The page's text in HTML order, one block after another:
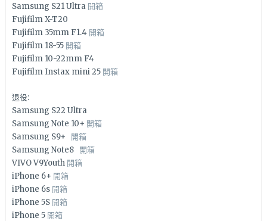
Samsung S21 Ultra 開箱
Fujifilm X-T20
Fujifilm 35mm F1.4 開箱
Fujifilm 18-55 開箱
Fujifilm 10-22mm F4
Fujifilm Instax mini 25 開箱
退役:
Samsung S22 Ultra
Samsung Note 10+ 開箱
Samsung S9+ 開箱
Samsung Note8 開箱
VIVO V9Youth 開箱
iPhone 6+ 開箱
iPhone 6s 開箱
iPhone 5S 開箱
iPhone 5 開箱